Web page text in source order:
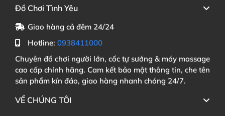
Đồ Chơi Tình Yêu
Giao hàng cả đêm 24/24
Hotline: 0938411000
Chuyên đồ chơi người lớn, cốc tự sướng & máy massage
cao cấp chính hãng. Cam kết bảo mật thông tin, che tên
sản phẩm kín đáo, giao hàng nhanh chóng 24/7.
VỀ CHÚNG TÔI